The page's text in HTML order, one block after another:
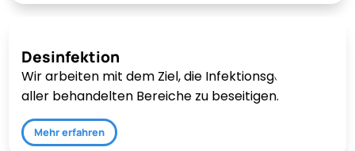
Desinfektion
Wir arbeiten mit dem Ziel, die Infektionsgefahr
aller behandelten Bereiche zu beseitigen.
Mehr erfahren